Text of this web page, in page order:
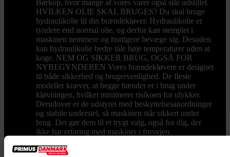
Børkop, hvor mange af vores varer også står udstillet.
HVILKEN OLIE SKAL BRUGES? Du skal bruge
hydraulikolie til din brændekløver. Hydraulikolie er
tyndere end normal olie, og derfor kan stemplet i
maskinen nemmere og hurtigere bevæge sig. Desuden
kan hydraulikolie bedre tåle høje temperaturer uden at
koge. NEM OG SIKKER BRUG, OGSÅ FOR
NYBEGYNDEREN Vores brændekløvere er designet
til både sikkerhed og brugervenlighed. De fleste
modeller kræver, at begge hænder er i brug under
kløvningen, hvilket minimerer risikoen for ulykker.
Derudover er de udstyret med beskyttelsesanordninger
og stabile understel, så maskinen står sikkert under
brug. Det gør dem til et trygt valg, også for dig, der
ikke har erfaring med maskiner i forvejen.
PRIMUSDANMARK Hos PrimusDanmark har vi